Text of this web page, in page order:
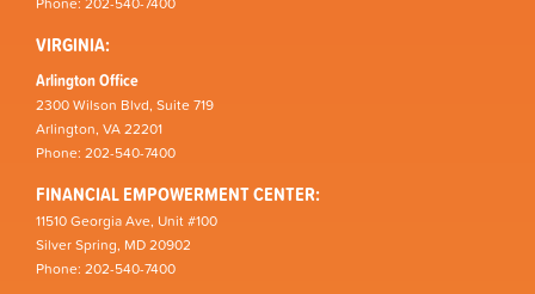
VIRGINIA:
Arlington Office
2300 Wilson Blvd, Suite 719
Arlington, VA 22201
Phone: 202-540-7400
FINANCIAL EMPOWERMENT CENTER:
11510 Georgia Ave, Unit #100
Silver Spring, MD 20902
Phone: 202-540-7400